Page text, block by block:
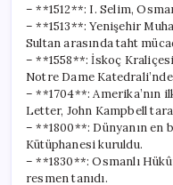
– **1512**: I. Selim,
– **1513**: Yenişehir
Sultan arasında taht
– **1558**: İskoç
Notre Dame
– **1704**: Amerika’nın
Letter, John Kampbell
– **1800**: Dünyanın en
Kütüphanesi kuruldu.
– **1830**: Osmanlı
resmen tanıdı.